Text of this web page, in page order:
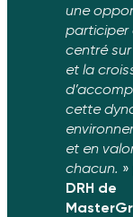
une
participer
centré
et la
cette
et en
chacun.
DRH de